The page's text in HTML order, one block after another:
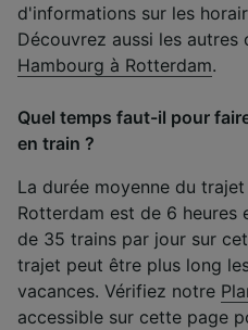
d'informations sur les
Découvrez aussi les
Hambourg à Rotterdam.
Quel temps faut-il pour
en train ?
La durée moyenne du
Rotterdam est de 6 heures
de 35 trains par jour sur
trajet peut être plus long
vacances. Vérifiez notre
accessible sur cette page